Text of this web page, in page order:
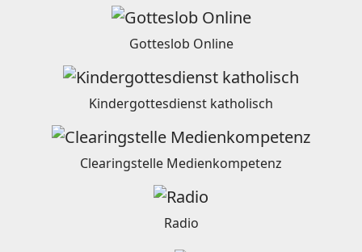
Gotteslob Online
Kindergottesdienst katholisch
Clearingstelle Medienkompetenz
Radio